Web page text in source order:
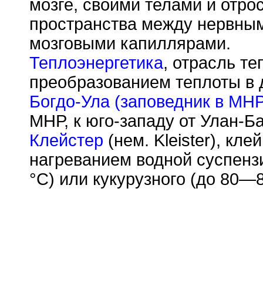
мозге, своими телами и
пространства между
мозговыми капиллярами.
Теплоэнергетика, отрасль
преобразованием теплоты в
Богдо-Ула (заповедник в
МНР, к юго-западу от Улан-
Клейстер (нем. Kleister),
нагреванием водной
°С) или кукурузного (до